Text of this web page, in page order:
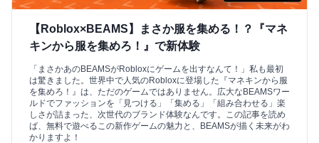
【Roblox×BEAMS】まさか服を集める！？『マネ
キンから服を集めろ！』で新体験
「まさかあのBEAMSがRobloxにゲームを出すなんて！」私も最初
は驚きました。世界中で人気のRobloxに登場した『マネキンから服
を集めろ！』は、ただのゲームではありません。広大なBEAMSワー
ルドでファッションを「見つける」「集める」「組み合わせる」楽
しさが詰まった、次世代のブランド体験なんです。この記事を読め
ば、無料で遊べるこの新作ゲームの魅力と、BEAMSが描く未来がわ
かりますよ！